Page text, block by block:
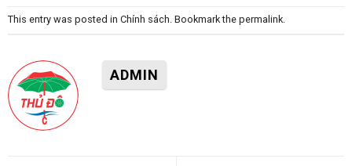
This entry was posted in Chính sách . Bookmark the permalink
ADMIN